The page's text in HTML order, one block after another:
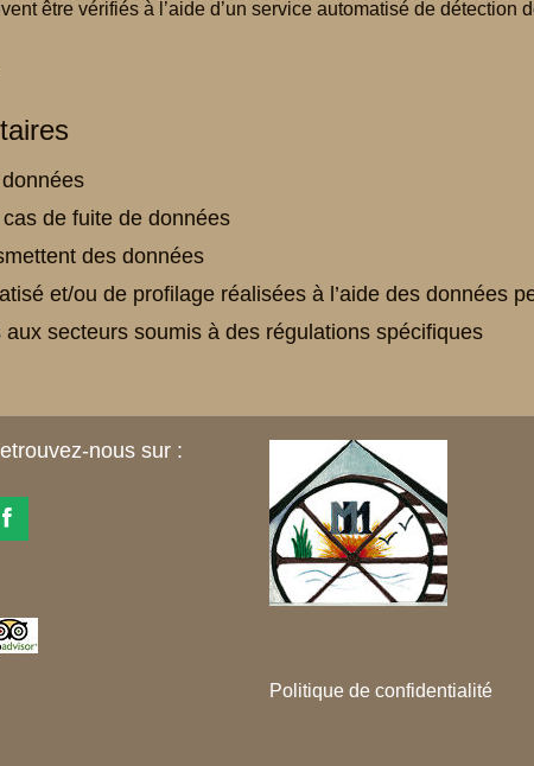
être vérifiés à l’aide d’un service automatisé de détection
de fuite de données
des données
et/ou de profilage réalisées à l’aide des données
secteurs soumis à des régulations spécifiques
nous sur :
Politique de confidentialité